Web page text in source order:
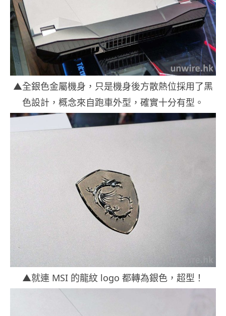
▲全銀色金屬機身，只是機身後方散熱位採用了黑
色設計，概念來自跑車外型，確實十分有型。
▲就連 MSI 的龍紋 logo 都轉為銀色，超型！